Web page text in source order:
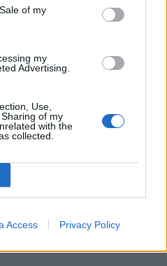
of my
my
Advertising.
Use,
of my
with the
collected.
Access Privacy Policy